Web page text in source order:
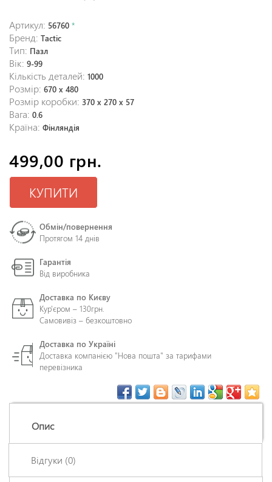
Артикул: 56760 *
Бренд: Tactic
Тип: Пазл
Вік: 9-99
Кількість деталей: 1000
Розмір: 670 х 480
Розмір коробки: 370 x 270 x 57
Вага: 0.6
Країна: Фінляндія
499,00 грн.
КУПИТИ
Обмін/повернення
Протягом 14 днів
Гарантія
Від виробника
Доставка по Києву
Кур'єром – 130грн.
Самовивіз – безкоштовно
Доставка по Україні
Доставка компанією "Нова пошта" за тарифами
перевізника
Опис
Відгуки (0)